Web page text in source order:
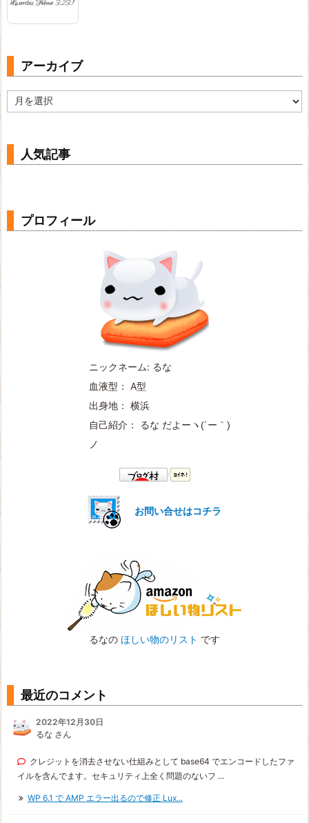
アーカイブ
ー
人気記事
プロフィール
ニックネーム: るな
血液型： A型
出身地： 横浜
自己紹介： るな だよー ヽ(´ー｀)
ノ
お問い合せはコチラ
るなの ほしい物のリスト です
最近のコメント
2022年12月30日
るな さん
クレジットを消去させない仕組みとして base64 でエンコードしたファ
イルを含んでます。セキュリティ上全く問題のないフ ...
WP 6.1 で AMP エラー出るので修正 Lux...